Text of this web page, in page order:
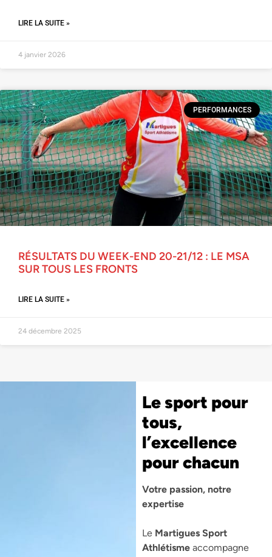
LIRE LA SUITE »
4 janvier 2026
PERFORMANCES
RÉSULTATS DU WEEK-END 20-21/12 : LE MSA
SUR TOUS LES FRONTS
LIRE LA SUITE »
24 décembre 2025
Le sport pour
tous,
l’excellence
pour chacun
Votre passion, notre
expertise
Le Martigues Sport
Athlétisme accompagne